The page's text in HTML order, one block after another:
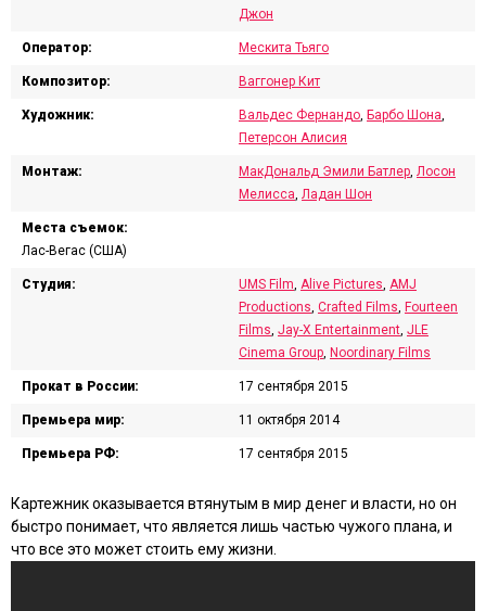
Джон
Оператор: Мескита Тьяго
Композитор: Ваггонер Кит
Художник: Вальдес Фернандо, Барбо Шона,
Петерсон Алисия
Монтаж: МакДональд Эмили Батлер, Лосон
Мелисса, Ладан Шон
Места съемок:
Лас-Вегас (США)
Студия: UMS Film, Alive Pictures, AMJ
Productions, Crafted Films, Fourteen
Films, Jay-X Entertainment, JLE
Cinema Group, Noordinary Films
Прокат в России: 17 сентября 2015
Премьера мир: 11 октября 2014
Премьера РФ: 17 сентября 2015
Картежник оказывается втянутым в мир денег и власти, но он
быстро понимает, что является лишь частью чужого плана, и
что все это может стоить ему жизни.